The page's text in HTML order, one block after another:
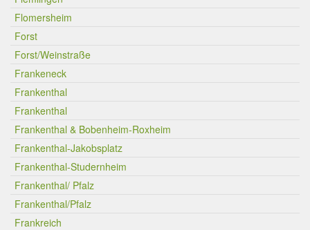
Flomersheim
Forst
Forst/Weinstraße
Frankeneck
Frankenthal
Frankenthal
Frankenthal & Bobenheim-Roxheim
Frankenthal-Jakobsplatz
Frankenthal-Studernheim
Frankenthal/ Pfalz
Frankenthal/Pfalz
Frankreich